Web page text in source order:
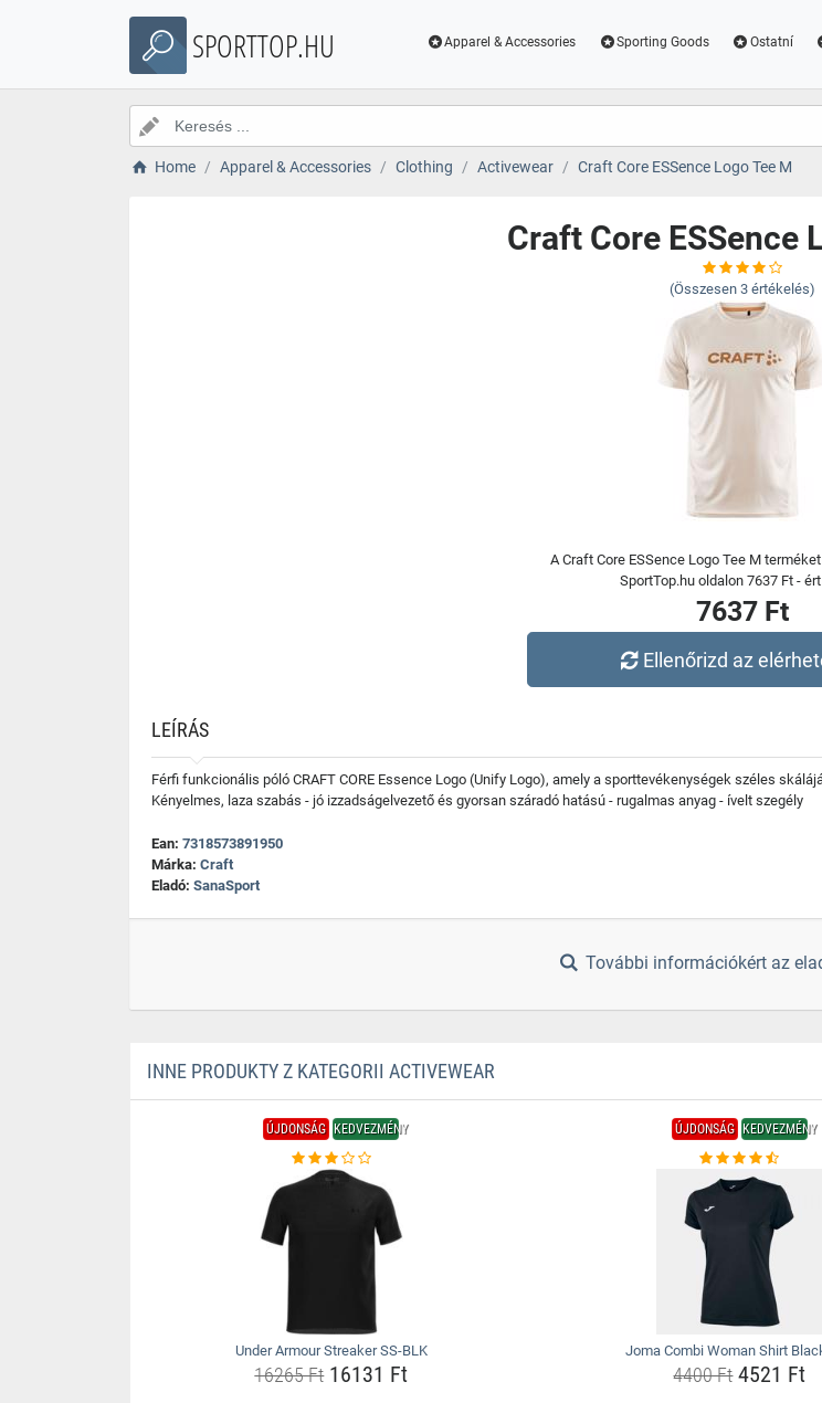
SPORTTOP.HU Apparel & Accessories Sporting Goods Ostatní
Home Apparel & Accessories Clothing Activewear Craft Core ESSence Logo Tee M
Craft Core ESSence
(Összesen 3 értékelés)
A Craft Core ESSence Logo Tee M
SportTop.hu oldalon 7637 Ft -
7637 Ft
Ellenőrizd az
LEÍRÁS
Férfi funkcionális póló CRAFT CORE Essence Logo (Unify Logo), amely a sporttevékenységek széles
Kényelmes, laza szabás - jó izzadságelvezető és gyorsan száradó hatású - rugalmas anyag - ívelt szegély
Ean: 7318573891950
Márka: Craft
Eladó: SanaSport
További információkért az
INNE PRODUKTY Z KATEGORII ACTIVEWEAR
ÚJDONSÁG KEDVEZMÉNY
Under Armour Streaker SS-BLK
16265 Ft16131 Ft
ÚJDONSÁG KEDVEZMÉNY
Joma Combi Woman Shirt
4400 Ft4521 Ft